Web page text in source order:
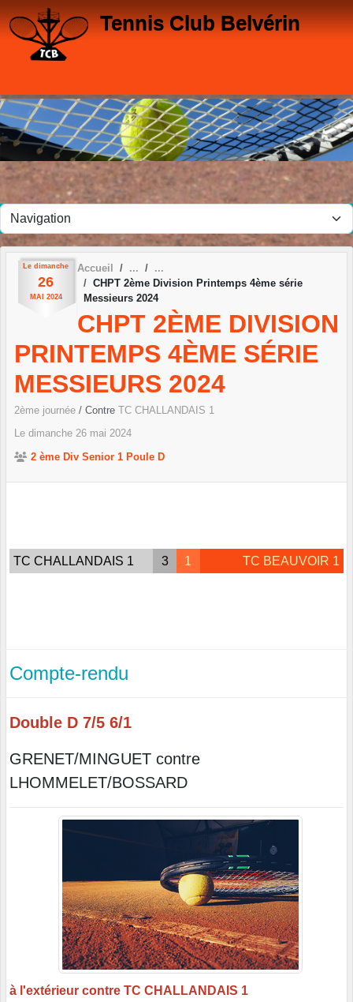
Tennis Club Belvérin
Le dimanche
26
MAI 2024
Accueil
CHPT 2ème Division Printemps 4ème série
Messieurs 2024
CHPT 2ÈME DIVISION
PRINTEMPS 4ÈME SÉRIE
MESSIEURS 2024
2ème journée / Contre TC CHALLANDAIS 1
Le dimanche 26 mai 2024
2 ème Div Senior 1 Poule D
TC CHALLANDAIS 1 3 1 TC BEAUVOIR 1
Compte-rendu
Double D 7/5 6/1
GRENET/MINGUET contre
LHOMMELET/BOSSARD
à l'extérieur contre TC CHALLANDAIS 1
Panneau de gestion des cookies